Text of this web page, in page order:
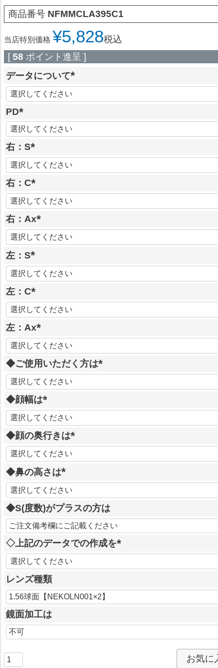
商品番号 NFMMCLA395C1
当店特別価格 ¥5,828税込
[ 58 ポイント進呈 ]
データについて
(
必
)
PD
(
必
須
)
右：S
(
必
須
)
右：C
(
必
須
)
右：Ax
(
必
)
左：S
(
必
須
)
左：C
(
必
須
)
左：Ax
(
必
須
)
◆ご使用いただく方は
(
必
)
◆顔幅は
(
必
須
)
◆顔の奥行きは
(
必
)
◆鼻の高さは
(
必
須
)
◆S(度数)がプラスの方は
◇上記のデータでの作成を
(
必
)
レンズ種類
鏡面加工は
お気に